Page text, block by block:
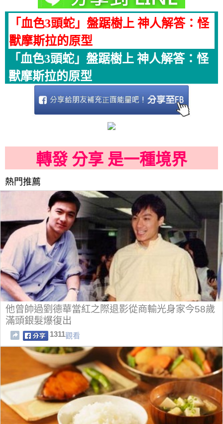
「血色3頭蛇」盤踞樹上 神人解答：怪
獸摩斯拉的原型
「血色3頭蛇」盤踞樹上 神人解答：怪
獸摩斯拉的原型
轉發 分享 是一種境界
熱門推薦
他曾帥過劉德華當紅之際退影從商輸光身家今58歲
滿頭銀髮爆復出
1311觀看